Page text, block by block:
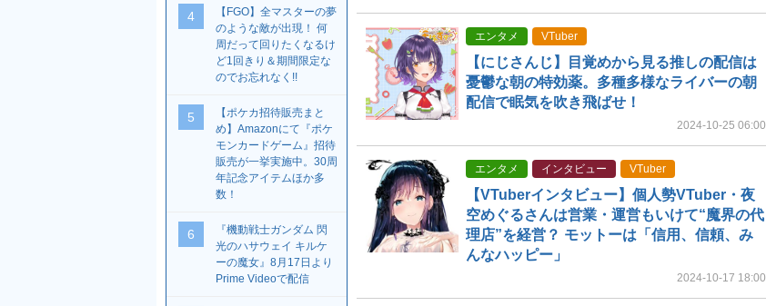
エンタメ VTuber
【にじさんじ】目覚めから見る推しの配信は
憂鬱な朝の特効薬。多種多様なライバーの朝
配信で眠気を吹き飛ばせ！
2024-10-25 06:00
エンタメ インタビュー VTuber
【VTuberインタビュー】個人勢VTuber・夜
空めぐるさんは営業・運営もいけて“魔界の代
理店”を経営？ モットーは「信用、信頼、み
んなハッピー」
2024-10-17 18:00
4
【FGO】全マスターの夢
のような敵が出現！ 何
周だって回りたくなるけ
ど1回きり＆期間限定な
のでお忘れなく!!
5
【ポケカ招待販売まと
め】Amazonにて『ポケ
モンカードゲーム』招待
販売が一挙実施中。30周
年記念アイテムほか多
数！
6
『機動戦士ガンダム 閃
光のハサウェイ キルケ
ーの魔女』8月17日より
Prime Videoで配信